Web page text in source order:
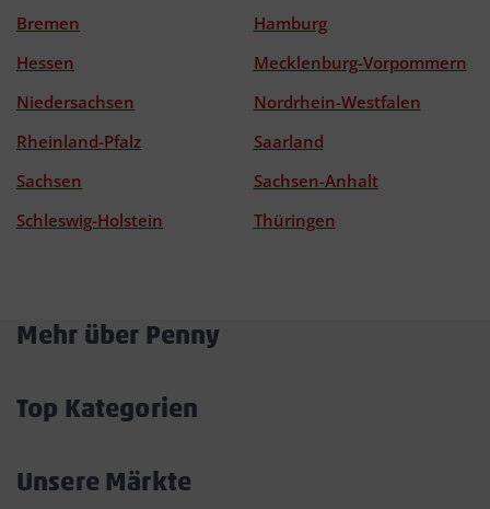
Bremen
Hamburg
Hessen
Mecklenburg-Vorpommern
Niedersachsen
Nordrhein-Westfalen
Rheinland-Pfalz
Saarland
Sachsen
Sachsen-Anhalt
Schleswig-Holstein
Thüringen
Mehr über Penny
Top Kategorien
Unsere Märkte